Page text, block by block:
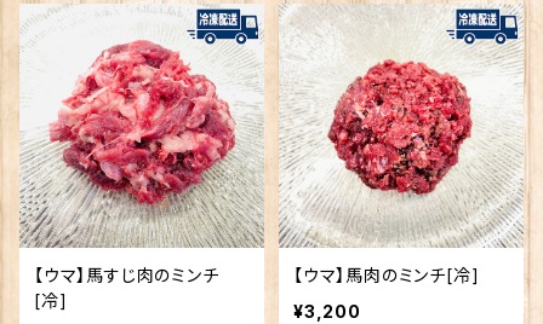
【ウマ】馬すじ肉のミンチ
[冷]
【ウマ】馬肉のミンチ[冷]
¥3,200